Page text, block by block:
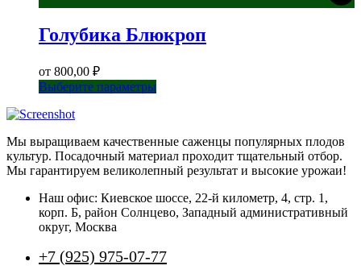
Голубика Блюкроп
от 800,00 ₽
Выберите параметрыЭтот
вариаций.
Опции
можно
на
странице
Мы выращиваем качественные саженцы популярных плодов
культур. Посадочный материал проходит тщательный отбор.
Мы гарантируем великолепный результат и высокие урожаи!
Наш офис: Киевское шоссе, 22-й километр, 4, стр. 1,
корп. Б, район Солнцево, Западный административный
округ, Москва
+7 (925) 975-07-77